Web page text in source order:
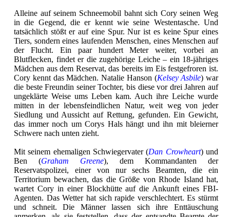
Alleine auf seinem Schneemobil bahnt sich Cory seinen Weg
in die Gegend, die er kennt wie seine Westentasche. Und
tatsächlich stößt er auf eine Spur. Nur ist es keine Spur eines
Tiers, sondern eines laufenden Menschen, eines Menschen auf
der Flucht. Ein paar hundert Meter weiter, vorbei an
Blutflecken, findet er die zugehörige Leiche – ein 18-jähriges
Mädchen aus dem Reservat, das bereits im Eis festgefroren ist.
Cory kennt das Mädchen. Natalie Hanson (Kelsey Asbile) war
die beste Freundin seiner Tochter, bis diese vor drei Jahren auf
ungeklärte Weise ums Leben kam. Auch ihre Leiche wurde
mitten in der lebensfeindlichen Natur, weit weg von jeder
Siedlung und Aussicht auf Rettung, gefunden. Ein Gewicht,
das immer noch um Corys Hals hängt und ihn mit bleierner
Schwere nach unten zieht.
Mit seinem ehemaligen Schwiegervater (Dan Crowheart) und
Ben (Graham Greene), dem Kommandanten der
Reservatspolizei, einer von nur sechs Beamten, die ein
Territorium bewachen, das die Größe von Rhode Island hat,
wartet Cory in einer Blockhütte auf die Ankunft eines FBI-
Agenten. Das Wetter hat sich rapide verschlechtert. Es stürmt
und schneit. Die Männer lassen sich ihre Enttäuschung